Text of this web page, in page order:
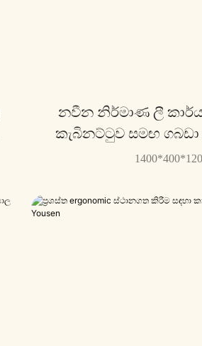
නවීන නිර්මාණ ලී
කැබිනට්ටුව සමඟ ගබඩා
උපකරණ